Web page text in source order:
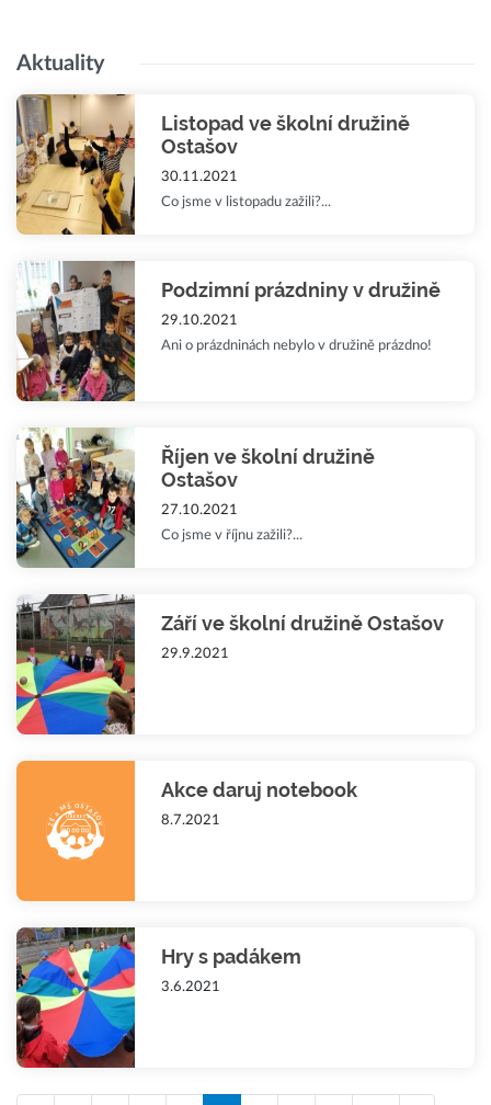
Aktuality
Listopad ve školní družině
Ostašov
30.11.2021
Co jsme v listopadu zažili?...
Podzimní prázdniny v družině
29.10.2021
Ani o prázdninách nebylo v družině prázdno!
Říjen ve školní družině
Ostašov
27.10.2021
Co jsme v říjnu zažili?...
Září ve školní družině Ostašov
29.9.2021
Akce daruj notebook
8.7.2021
Hry s padákem
3.6.2021